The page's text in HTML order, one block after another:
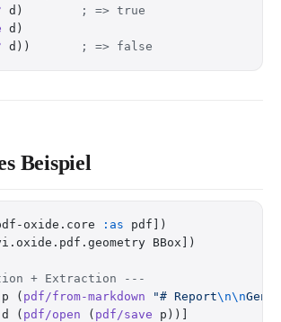
d)
; => true
d)
d)) ; => false
Beispiel
oxide.core :as pdf])
BBox])
+ Extraction ---
( pdf/from-markdown "# Report\n\n
(
pdf/open ( pdf/save p))]